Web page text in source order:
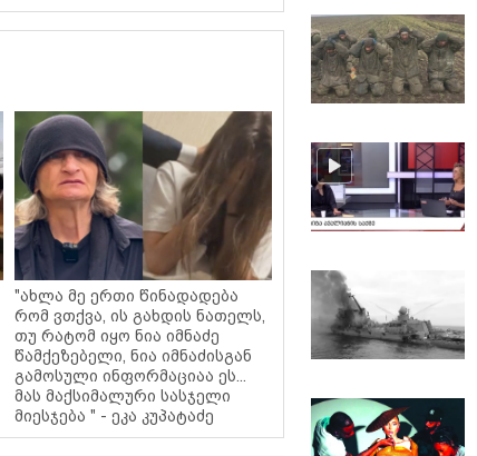
"ახლა მე ერთი წინადადება
რომ ვთქვა, ის გახდის ნათელს,
თუ რატომ იყო ნია იმნაძე
წამქეზებელი, ნია იმნაძისგან
გამოსული ინფორმაციაა ეს...
მას მაქსიმალური სასჯელი
მიესჯება " - ეკა კუპატაძე